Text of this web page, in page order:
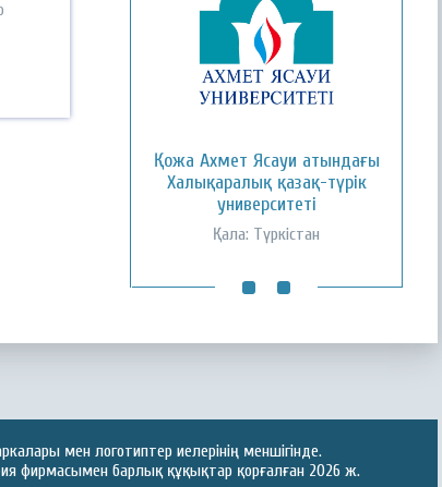
Қожа Ахмет Ясауи атындағы
Халықаралық қазақ-түрік
университеті
Қала: Түркістан
Қызылорда ашық
университеті
Қала: Қызылорда
мен логотиптер иелерінің меншігінде.
фирмасымен барлық құқықтар қорғалған 2026 ж.